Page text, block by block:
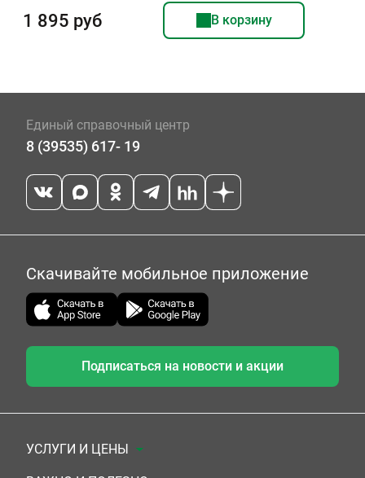
1 895 руб В корзину
Единый справочный центр
8 (39535) 617- 19
Скачивайте мобильное приложение
Подписаться на новости и акции
УСЛУГИ И ЦЕНЫ